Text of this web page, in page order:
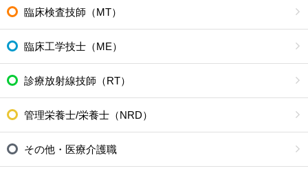
臨床検査技師（MT）
臨床工学技士（ME）
診療放射線技師（RT）
管理栄養士/栄養士（NRD）
その他・医療介護職